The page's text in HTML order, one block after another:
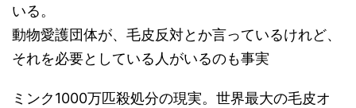
いる。
動物愛護団体が、毛皮反対とか言っているけれど、
それを必要としている人がいるのも事実
ミンク1000万匹殺処分の現実。世界最大の毛皮オ